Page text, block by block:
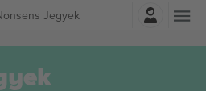
Jegyek
Belépés